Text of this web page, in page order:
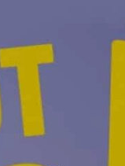
TOUS
UNE